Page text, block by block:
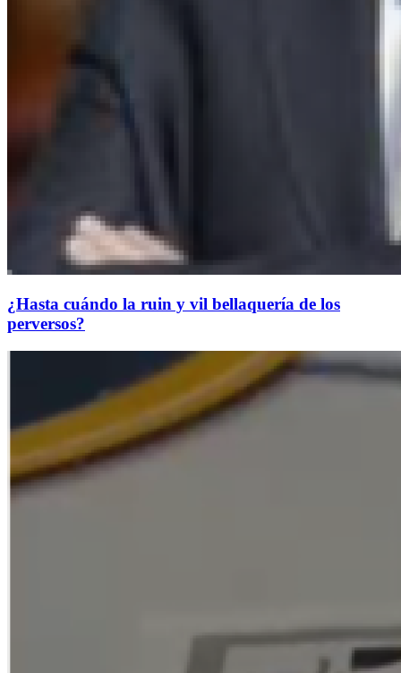
¿Hasta cuándo la ruin y vil bellaquería de los
perversos?